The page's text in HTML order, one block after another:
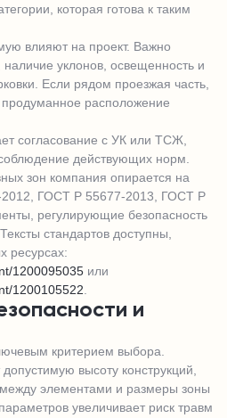
которая готова к таким
влияют на проект. Важно
уклонов, освещенность и
Если рядом проезжая часть,
расположение
согласование с УК или ТСЖ,
действующих норм.
зон компания опирается на
ГОСТ Р 55677-2013, ГОСТ Р
регулирующие безопасность
стандартов доступны,
ресурсах:
1200095035 или
1200105522.
и
критерием выбора.
высоту конструкций,
элементами и размеры зоны
увеличивает риск травм